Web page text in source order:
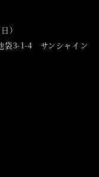
）
袋3-1-4 サンシャイン